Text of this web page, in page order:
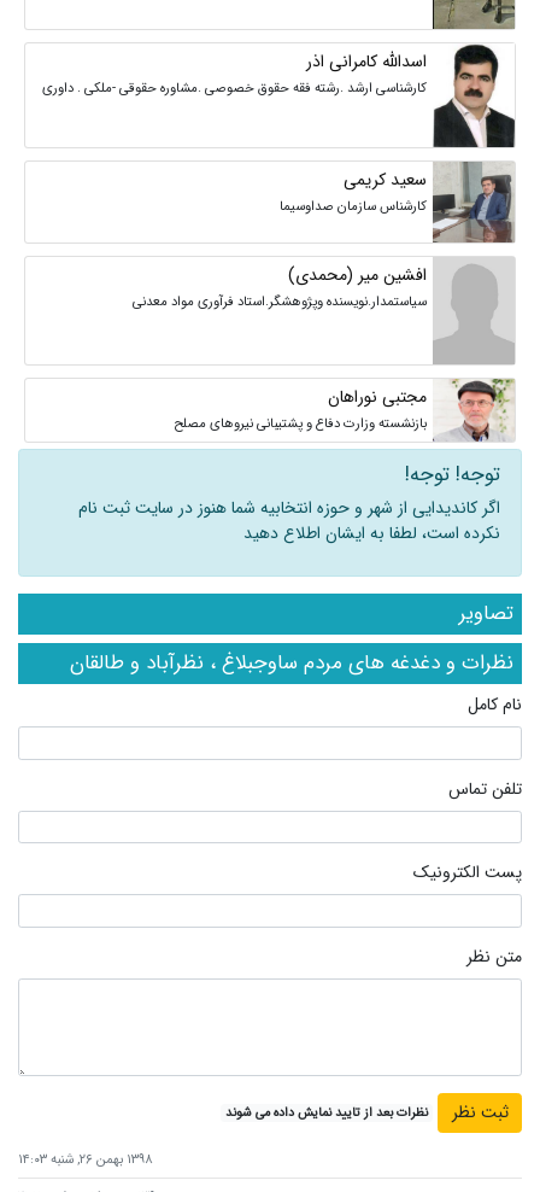
اسدالله کامرانی اذر
کارشناسی ارشد .رشته فقه حقوق خصوصی .مشاوره حقوقی -ملکی . داوری
سعید کریمی
کارشناس سازمان صداوسیما
افشین میر (محمدی)
سیاستمدار.نویسنده وپژوهشگر.استاد فرآوری مواد معدنی
مجتبی نوراهان
بازنشسته وزارت دفاع و پشتیبانی نیروهای مصلح
توجه! توجه!
اگر کاندیدایی از شهر و حوزه انتخابیه شما هنوز در سایت ثبت نام
نکرده است، لطفا به ایشان اطلاع دهید
تصاویر
نظرات و دغدغه های مردم ساوجبلاغ ، نظرآباد و طالقان
نام کامل
تلفن تماس
پست الکترونیک
متن نظر
نظرات بعد از تایید نمایش داده می شوند
۱۳۹۸ بهمن ۲۶, شنبه ۱۴:۰۳